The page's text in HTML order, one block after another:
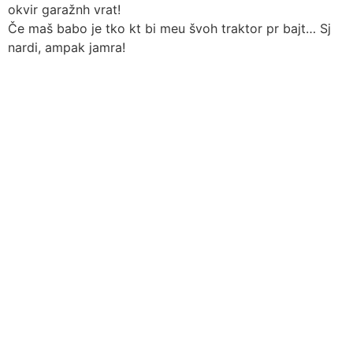
okvir garažnh vrat!
Če maš babo je tko kt bi meu švoh traktor pr bajt… Sj
nardi, ampak jamra!